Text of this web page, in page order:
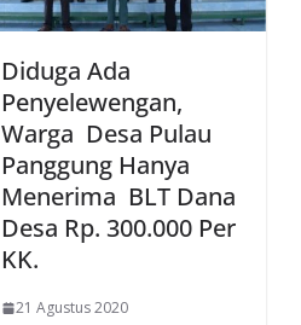
Diduga Ada
Penyelewengan,
Warga Desa Pulau
Panggung Hanya
Menerima BLT Dana
Desa Rp. 300.000 Per
KK.
21 Agustus 2020